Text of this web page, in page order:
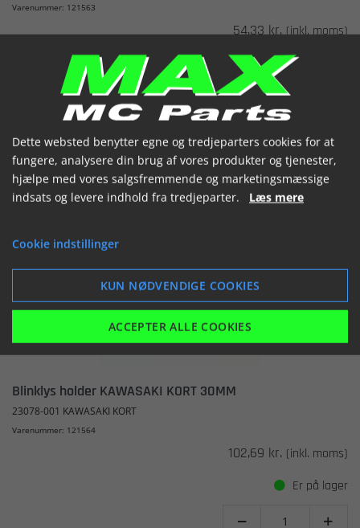
Varenummer: 121563
54,33 kr. (inkl. moms)
Bestilt hjem

LÆG I KURV
VIS
Blinklys holder KAWASAKI KORT 30MM
23078-001 KAWASAKI KORT
Varenummer: 121564
102,69 kr. (inkl. moms)
Er på lager
 
Dette websted benytter egne og tredjeparters cookies for at
fungere, analysere din brug af vores produkter og tjenester,
hjælpe med vores salgsfremmende og marketingsmæssige
indsats og levere indhold fra tredjeparter. Læs mere
Cookie indstillinger
KUN NØDVENDIGE COOKIES
ACCEPTER ALLE COOKIES